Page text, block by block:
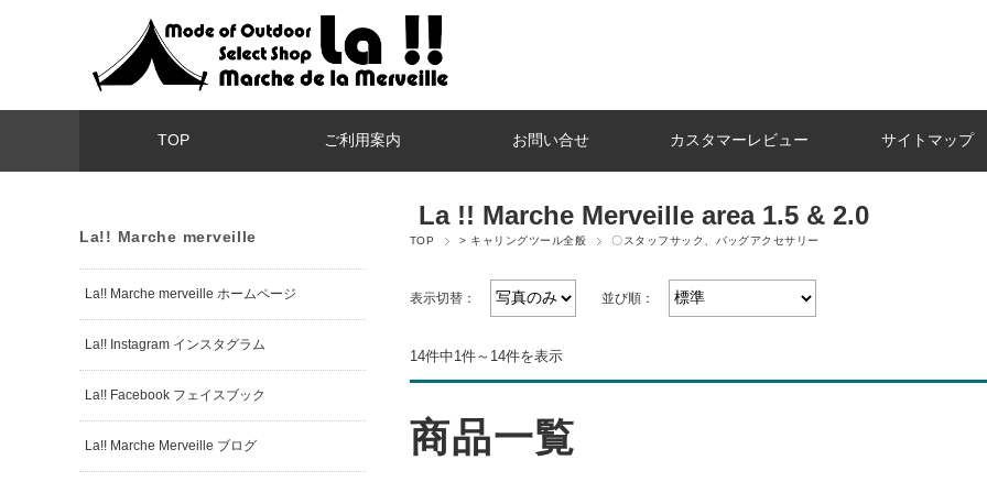
TOP ご利用案内 お問い合せ カスタマーレビュー サイトマップ
La !! Marche Merveille area 1.5 & 2.0
TOP > キャリングツール全般 〇スタッフサック、バッグアクセサリー
表示切替： 並び順：
14件中1件～14件を表示
商品一覧
La!! Marche merveille
La!! Marche merveille ホームページ
La!! Instagram インスタグラム
La!! Facebook フェイスブック
La!! Marche Merveille ブログ